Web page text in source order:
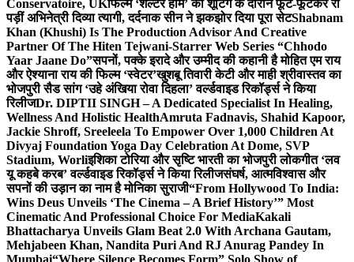
Conservatoire, UKफिल्म ‘शेल्टर होम’ की शूटिंग के दौरान फूट-फूटकर रो
पड़ीं अभिनेत्री दिव्या त्यागी, दर्दनाक सीन ने झकझोर दिया पूरा सेटShabnam
Khan (Khushi) Is The Production Advisor And Creative
Partner Of The Hiten Tejwani-Starrer Web Series “Chhodo
Yaar Jaane Do”सपनों, पक्के इरादे और उम्मीद की कहानी है मोहित एम राय
और ऐश्याना राय की फिल्म ‘स्वेटर’खुशबू तिवारी केटी और माही श्रीवास्तव का
भोजपुरी सैड सांग ‘उहे अंखिया रोवा दिहला’ वर्ल्डवाइड रिकॉर्ड्स ने किया
रिलीजDr. DIPTII SINGH – A Dedicated Specialist In Healing,
Wellness And Holistic HealthAmruta Fadnavis, Shahid Kapoor,
Jackie Shroff, Sreeleela To Empower Over 1,000 Children At
Divyaj Foundation Yoga Day Celebration At Dome, SVP
Stadium, Worliइशिका टोरिया और सृष्टि भारती का भोजपुरी लोकगीत ‘लव
यू कहबे करब’ वर्ल्डवाइड रिकॉर्ड्स ने किया रिलीजसंघर्ष, आत्मविश्वास और
सपनों की उड़ान का नाम है मोनिका सुराजी“From Hollywood To India:
Wins Deus Unveils ‘The Cinema – A Brief History’” Most
Cinematic And Professional Choice For MediaKakali
Bhattacharya Unveils Glam Beat 2.0 With Archana Gautam,
Mehjabeen Khan, Nandita Puri And RJ Anurag Pandey In